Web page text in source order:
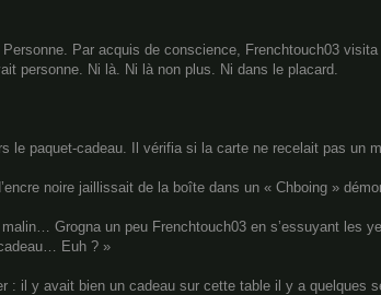
Par acquis de conscience, Frenchtouch03
personne. Ni là. Ni là non plus. Ni dans le placard.
le paquet-cadeau. Il vérifia si la carte ne recelait pas un
noire jaillissait de la boîte dans un « Chboing »
malin… Grogna un peu Frenchtouch03 en s’essuyant
Euh ? »
: il y avait bien un cadeau sur cette table il y a quelques